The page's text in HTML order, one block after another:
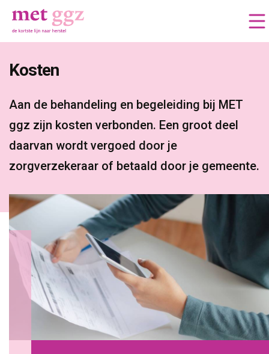
Kosten
Aan de behandeling en begeleiding bij MET
ggz zijn kosten verbonden. Een groot deel
daarvan wordt vergoed door je
zorgverzekeraar of betaald door je gemeente.